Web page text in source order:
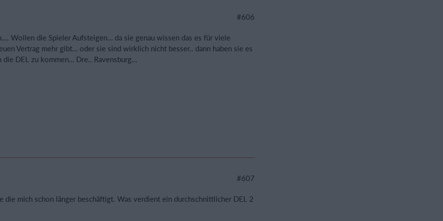
#606
Wollen die Spieler Aufsteigen… da sie genau wissen das es für viele
Vertrag mehr gibt… oder sie sind wirklich nicht besser.. dann haben sie es
die DEL zu kommen… Dre.. Ravensburg…
#607
die mich schon länger beschäftigt. Was verdient ein durchschnittlicher DEL 2